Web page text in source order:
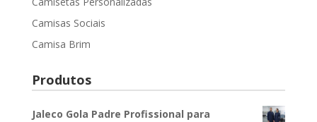
Camisas Sociais
Camisa Brim
Produtos
Jaleco Gola Padre Profissional para